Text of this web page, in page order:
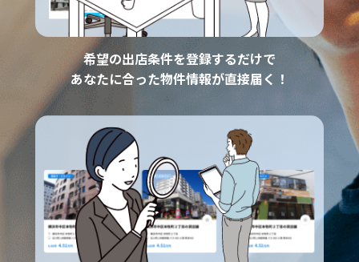
希望の出店条件を登録するだけで
あなたに合った物件情報が直接届く！